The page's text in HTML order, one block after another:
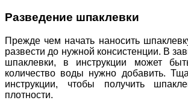
Разведение шпаклевки
Прежде чем начать наносить
развести до нужной консистенции. В
шпаклевки, в инструкции может
количество воды нужно добавить.
инструкции, чтобы получить
плотности.